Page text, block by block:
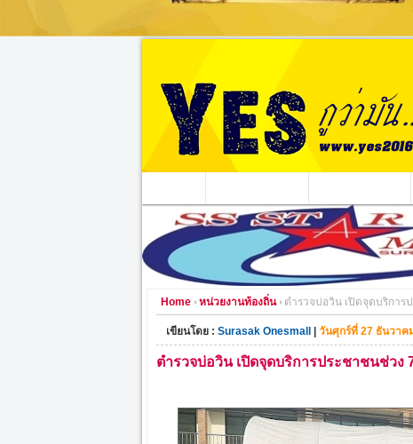
Home หน่วยงานท้องถิ่น ตำรวจบ่อวิน เปิดจุดบริการ
เขียนโดย : Surasak Onesmall วันศุกร์ที่ 27 ธันวาค
ตำรวจบ่อวิน เปิดจุดบริการประชาชนช่วง